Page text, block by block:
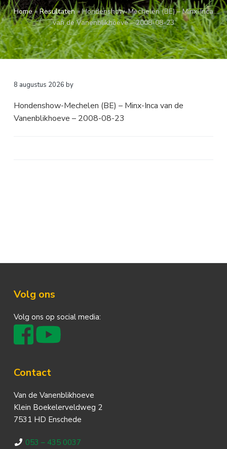
a
v
i
g
a
o
u
d
k
s
t
Home»Resultaten»Hondenshow-Mechelen (BE) – Minx-Inca
van de Vanenblikhoeve – 2008-08-23
8 augustus 2026 by
Hondenshow-Mechelen (BE) – Minx-Inca van de
Vanenblikhoeve – 2008-08-23
Footer
Volg ons
Volg ons op social media:
Contact
Van de Vanenblikhoeve
Klein Boekelerveldweg 2
7531 HD Enschede
053 – 435 0037